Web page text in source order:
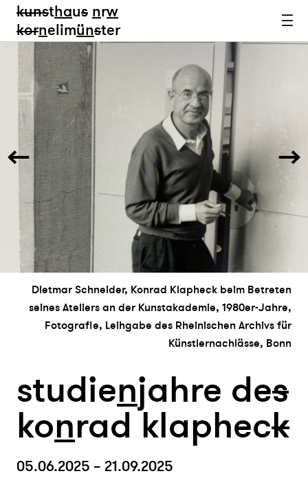
kunsthaus nrw
kornelimünster
Dietmar Schneider, Konrad Klapheck beim Betreten
seines Ateliers an der Kunstakademie, 1980er-Jahre,
Fotografie, Leihgabe des Rheinischen Archivs für
Künstlernachlässe, Bonn
studienjahre des
konrad klapheck
05.06.2025 – 21.09.2025